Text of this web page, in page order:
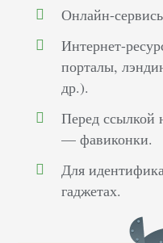
Онлайн-
Интернет-
порталы,
др.).
Перед ссылкой
— фавиконки.
Для
гаджетах.